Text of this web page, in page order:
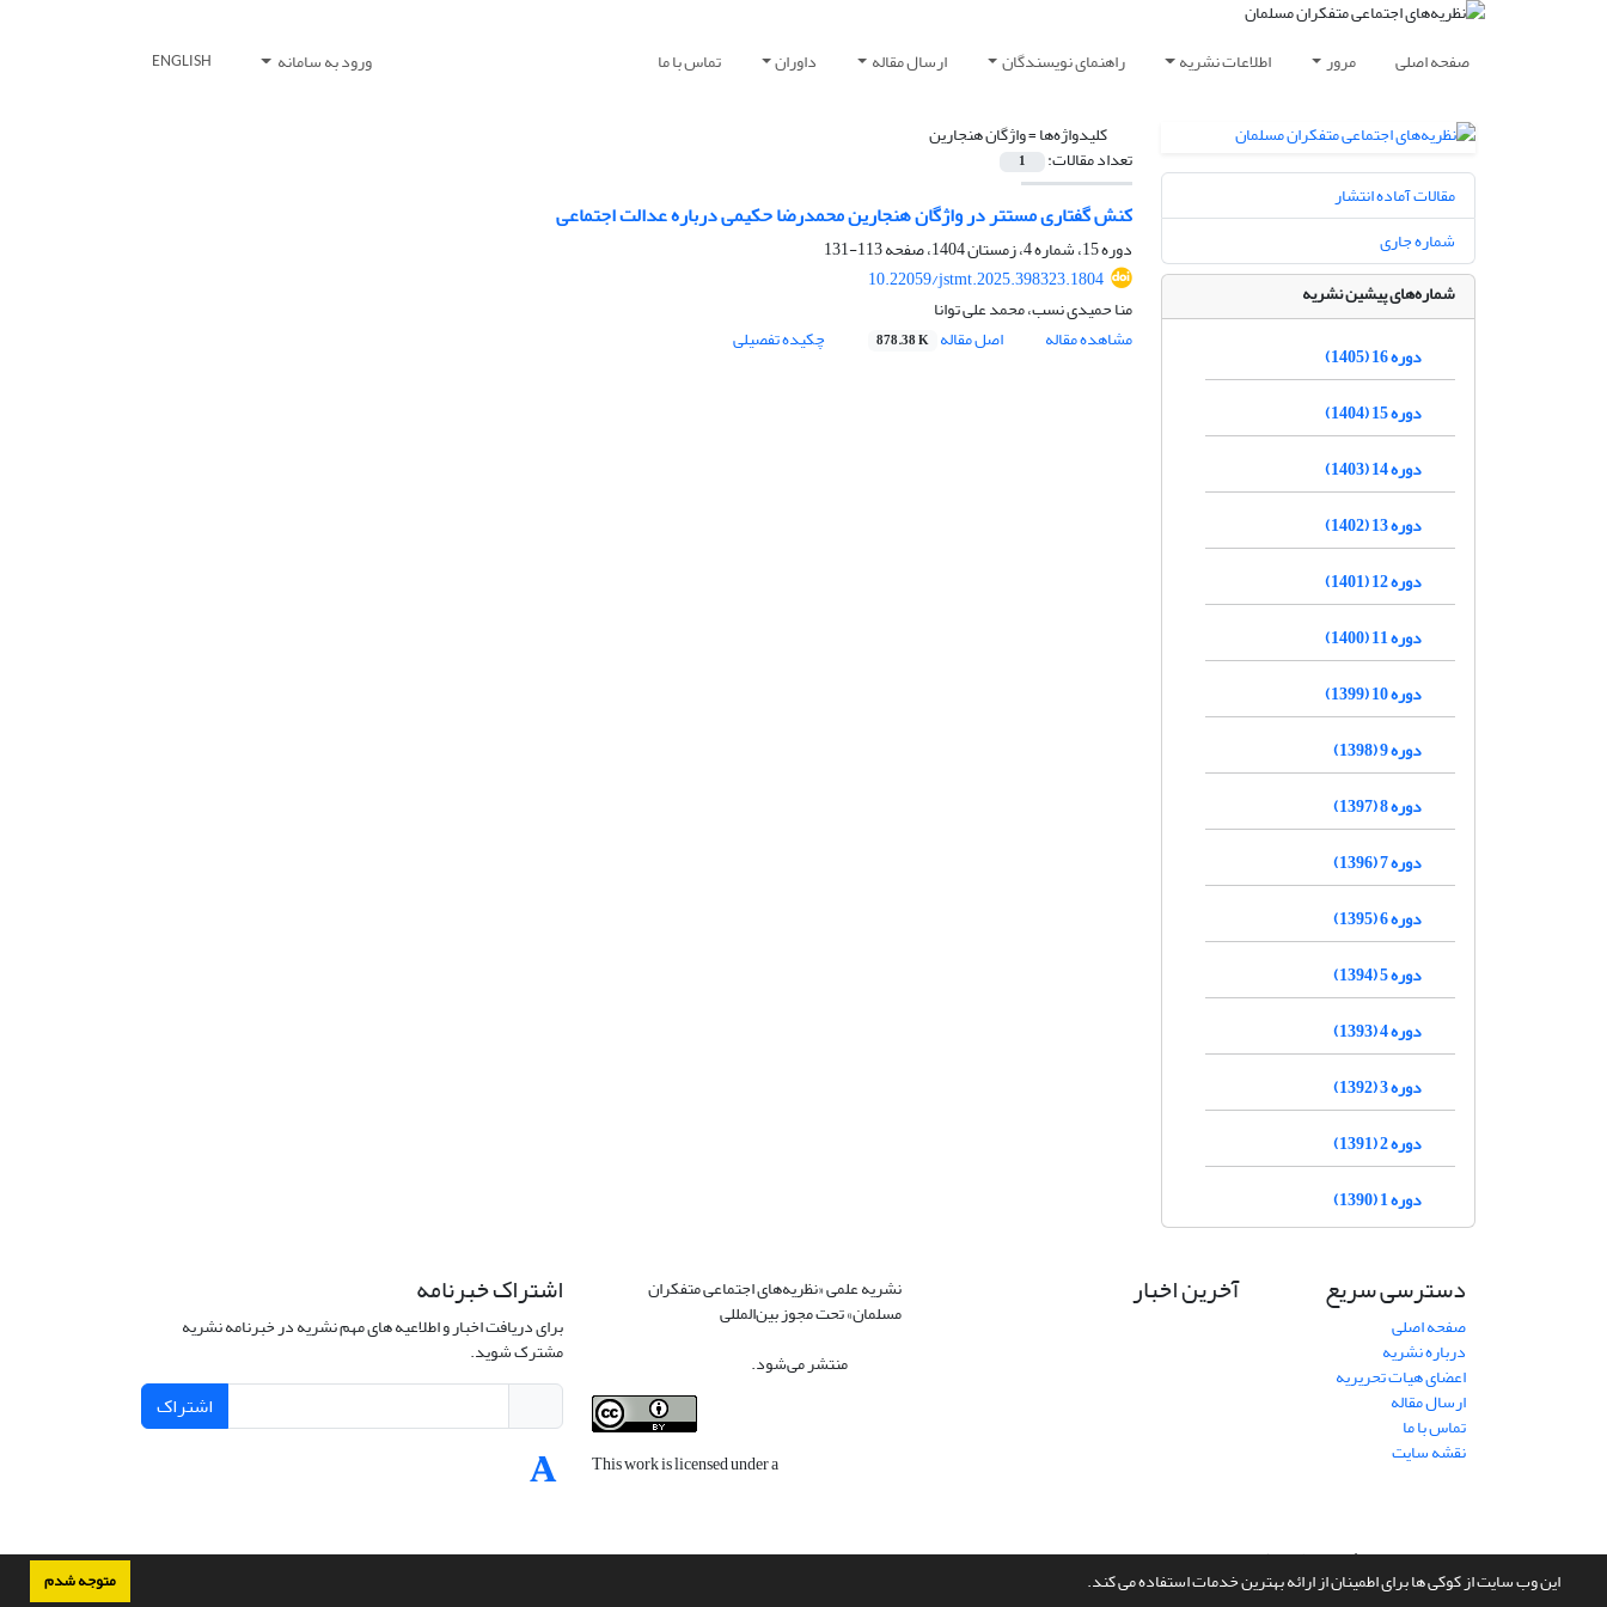
این وب سایت از کوکی ها برای اطمینان از ارائه بهترین خدمات استفاده می کند. متوجه شدم
صفحه اصلی مرور اطلاعات نشریه راهنمای نویسندگان ارسال مقاله داوران تماس با ما ورود به سامانه ENGLISH
کلیدواژه‌ها =واژگان هنجارین
تعداد مقالات: 1
کنش گفتاری مستتر در واژگان هنجارین محمدرضا حکیمی درباره عدالت اجتماعی
دوره 15، شماره 4، زمستان 1404، صفحه
113-131
10.22059/jstmt.2025.398323.1804
منا حمیدی نسب، محمد علی توانا
مشاهده مقاله
اصل مقاله 878.38 K چکیده تفصیلی
مقالات آماده انتشار
شماره جاری
شماره‌های پیشین نشریه
دوره 16 (1405)
دوره 15 (1404)
دوره 14 (1403)
دوره 13 (1402)
دوره 12 (1401)
دوره 11 (1400)
دوره 10 (1399)
دوره 9 (1398)
دوره 8 (1397)
دوره 7 (1396)
دوره 6 (1395)
دوره 5 (1394)
دوره 4 (1393)
دوره 3 (1392)
دوره 2 (1391)
دوره 1 (1390)
دسترسی سریع
صفحه اصلی
درباره نشریه
اعضای هیات تحریریه
ارسال مقاله
تماس با ما
نقشه سایت
آخرین اخبار نشریه علمی «نظریه‌های اجتماعی متفکران
مسلمان» تحت مجوز بین‌المللی
منتشر می‌شود.
This work is licensed under a
اشتراک خبرنامه
برای دریافت اخبار و اطلاعیه های مهم نشریه در خبرنامه نشریه
مشترک شوید.
اشتراک
سامانه مدیریت نشریات علمی.طراحی و پیاده سازی ازسیناوب